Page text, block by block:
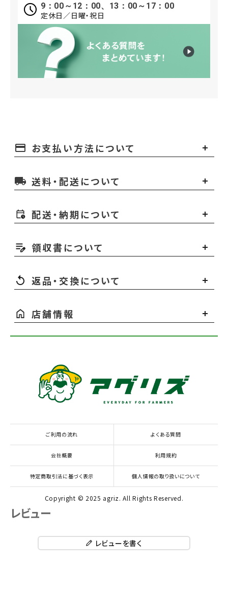
9：00～12：00、13：00～17：00
定休日／日曜・祝日
payment お支払い方法について
local_shipping 送料・配送について
配送・納期について
領収書について
返品・交換について
店舗情報
ご利用の流れ よくある質問
会社概要 利用規約
特定商取引法に基づく表示 個人情報の取り扱いについて
Copyright © 2025 agriz. All Rights Reserved.
レビュー
レビューを書く